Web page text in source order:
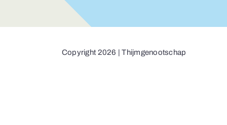
Copyright 2026 | Thijmgenootschap